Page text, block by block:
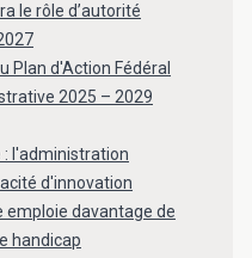
le rôle d’autorité
Plan d'Action Fédéral
2025 – 2029
l'administration
d'innovation
emploie davantage de
handicap